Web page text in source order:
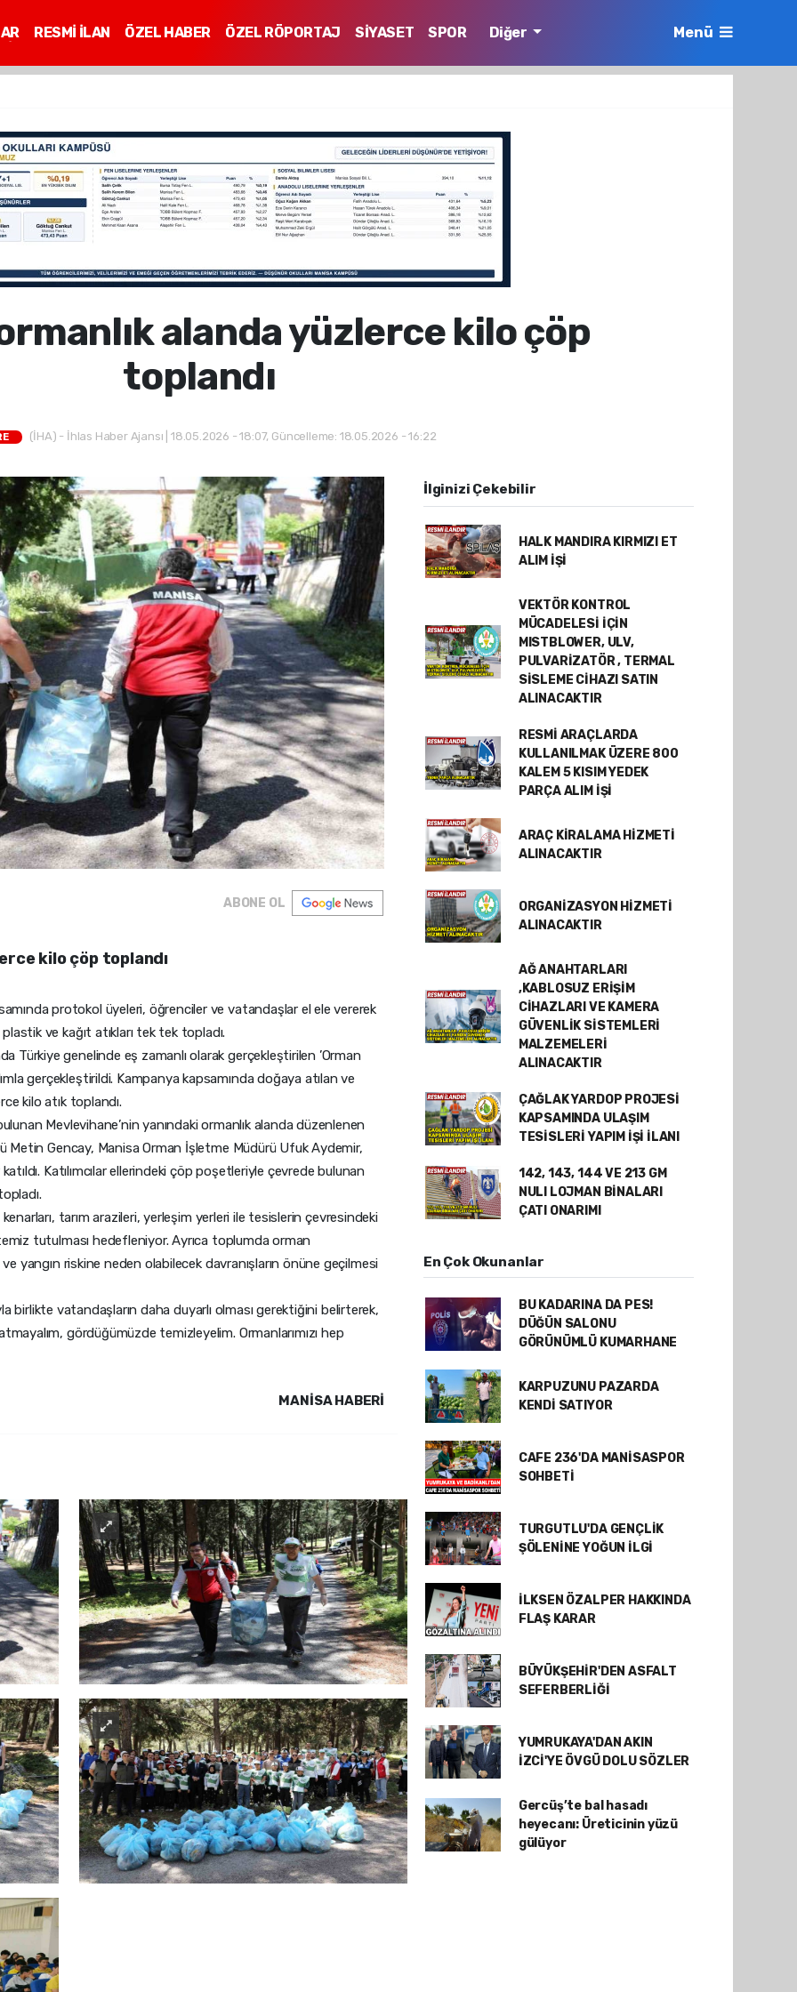
RESMİ İLAN ÖZEL HABER ÖZEL RÖPORTAJ SİYASET
SPOR
Diğer Menü
alanda yüzlerce kilo çöp
toplandı
(İHA) - İhlas Haber Ajansı | 18.05.2026 - 18:07, Güncelleme: 18.05.2026 - 16:22
ABONE OL
kilo çöp toplandı
protokol üyeleri, öğrenciler ve vatandaşlar el ele vererek
ve kağıt atıkları tek tek topladı.
Türkiye genelinde eş zamanlı olarak gerçekleştirilen ’Orman
gerçekleştirildi. Kampanya kapsamında doğaya atılan ve
kilo atık toplandı.
Mevlevihane’nin yanındaki ormanlık alanda düzenlenen
Metin Gencay, Manisa Orman İşletme Müdürü Ufuk Aydemir,
Katılımcılar ellerindeki çöp poşetleriyle çevrede bulunan
tarım arazileri, yerleşim yerleri ile tesislerin çevresindeki
tutulması hedefleniyor. Ayrıca toplumda orman
ve yangın riskine neden olabilecek davranışların önüne geçilmesi
birlikte vatandaşların daha duyarlı olması gerektiğini belirterek,
gördüğümüzde temizleyelim. Ormanlarımızı hep
MANISA HABERİ
İlginizi Çekebilir
HALK MANDIRA KIRMIZI ET
ALIM İŞİ
VEKTÖR KONTROL
MÜCADELESİ İÇİN
MISTBLOWER, ULV,
PULVARİZATÖR , TERMAL
SİSLEME CİHAZI SATIN
ALINACAKTIR
RESMİ ARAÇLARDA
KULLANILMAK ÜZERE 800
KALEM 5 KISIM YEDEK
PARÇA ALIM İŞİ
ARAÇ KİRALAMA HİZMETİ
ALINACAKTIR
ORGANİZASYON HİZMETİ
ALINACAKTIR
AĞ ANAHTARLARI
,KABLOSUZ ERİŞİM
CİHAZLARI VE KAMERA
GÜVENLİK SİSTEMLERİ
MALZEMELERİ
ALINACAKTIR
ÇAĞLAK YARDOP PROJESİ
KAPSAMINDA ULAŞIM
TESİSLERİ YAPIM İŞİ İLANI
142, 143, 144 VE 213 GM
NULI LOJMAN BİNALARI
ÇATI ONARIMI
En Çok Okunanlar
BU KADARINA DA PES!
DÜĞÜN SALONU
GÖRÜNÜMLÜ KUMARHANE
KARPUZUNU PAZARDA
KENDİ SATIYOR
CAFE 236'DA MANİSASPOR
SOHBETİ
TURGUTLU'DA GENÇLİK
ŞÖLENİNE YOĞUN İLGİ
İLKSEN ÖZALPER HAKKINDA
FLAŞ KARAR
BÜYÜKŞEHİR'DEN ASFALT
SEFERBERLİĞİ
YUMRUKAYA'DAN AKIN
İZCİ'YE ÖVGÜ DOLU SÖZLER
Gercüş’te bal hasadı
heyecanı: Üreticinin yüzü
gülüyor